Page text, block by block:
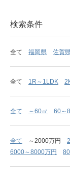
検索条件
全て 福岡県 佐賀
全て 1R～1LDK
全て ～60㎡ 60～
全て ～2000万円
6000～8000万円